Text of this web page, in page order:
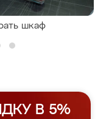
шкаф
В 5%